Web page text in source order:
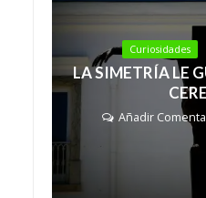
Curiosidades
LA SIMETRÍA LE
Añadir